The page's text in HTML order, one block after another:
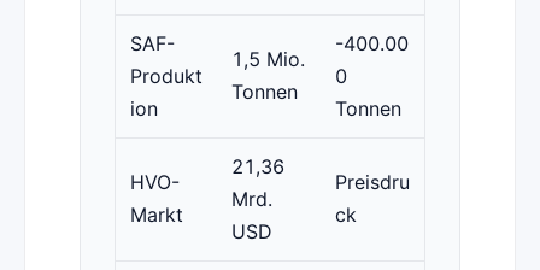
SAF-
Produkt
ion
1,5 Mio.
Tonnen
-400.00
0
Tonnen
HVO-
Markt
21,36
Mrd.
USD
Preisdru
ck